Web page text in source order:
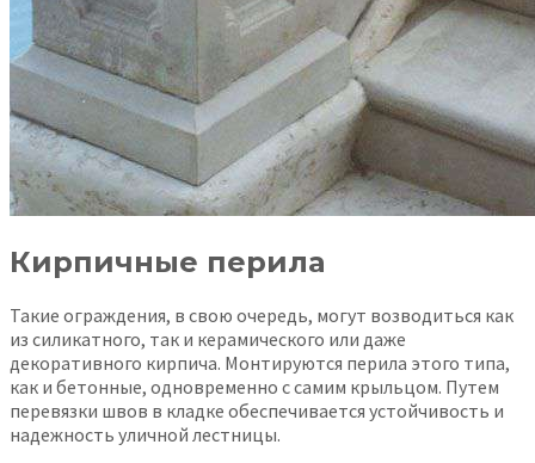
Кирпичные перила
Такие ограждения, в свою очередь, могут возводиться как
из силикатного, так и керамического или даже
декоративного кирпича. Монтируются перила этого типа,
как и бетонные, одновременно с самим крыльцом. Путем
перевязки швов в кладке обеспечивается устойчивость и
надежность уличной лестницы.